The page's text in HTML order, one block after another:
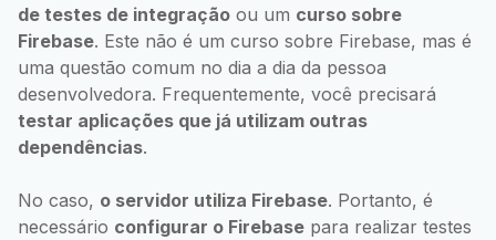
de testes de integração ou um curso sobre
Firebase. Este não é um curso sobre Firebase, mas é
uma questão comum no dia a dia da pessoa
desenvolvedora. Frequentemente, você precisará
testar aplicações que já utilizam outras
dependências.
No caso, o servidor utiliza Firebase. Portanto, é
necessário configurar o Firebase para realizar testes